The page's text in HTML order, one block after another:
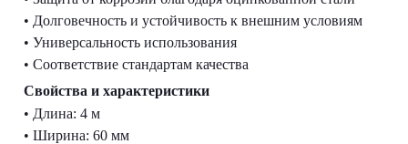
• Долговечность и устойчивость к внешним условиям
• Универсальность использования
• Соответствие стандартам качества
Свойства и характеристики
• Длина: 4 м
• Ширина: 60 мм